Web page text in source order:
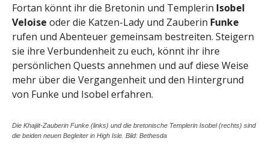
Fortan könnt ihr die Bretonin und Templerin Isobel
Veloise oder die Katzen-Lady und Zauberin Funke
rufen und Abenteuer gemeinsam bestreiten. Steigern
sie ihre Verbundenheit zu euch, könnt ihr ihre
persönlichen Quests annehmen und auf diese Weise
mehr über die Vergangenheit und den Hintergrund
von Funke und Isobel erfahren.
Die Khajiit-Zauberin Funke (links) und die bretonische Templerin Isobel (rechts) sind
die beiden neuen Begleiter in High Isle. Bild: Bethesda